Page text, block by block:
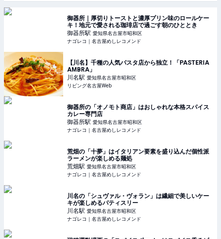
御器所｜厚切りトーストと濃厚プリン味のロールケー
キ！地元で愛される珈琲店で過ごす朝のひととき
御器所駅 愛知県名古屋市昭和区
ナゴレコ｜名古屋めしレコメンド
【川名】千種の人気パスタ店から独立！「PASTERIA
AMBRA」
川名駅 愛知県名古屋市昭和区
リビング名古屋Web
御器所の「オノモト商店」はおしゃれな本格スパイス
カレー専門店
御器所駅 愛知県名古屋市昭和区
ナゴレコ｜名古屋めしレコメンド
荒畑の「十夢」はイタリアン要素を盛り込んだ個性派
ラーメンが楽しめる麺処
荒畑駅 愛知県名古屋市昭和区
ナゴレコ｜名古屋めしレコメンド
川名の「シュヴァル・ヴォラン」は繊細で美しいケー
キが楽しめるパティスリー
川名駅 愛知県名古屋市昭和区
ナゴレコ｜名古屋めしレコメンド